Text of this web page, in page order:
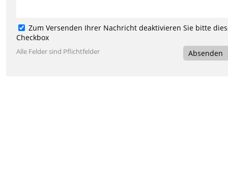
Zum Versenden Ihrer Nachricht deaktivieren Sie bitte
Checkbox
Alle Felder sind Pflichtfelder Absenden